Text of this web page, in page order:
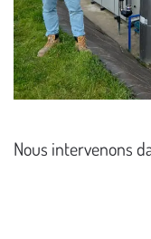
Nous intervenons